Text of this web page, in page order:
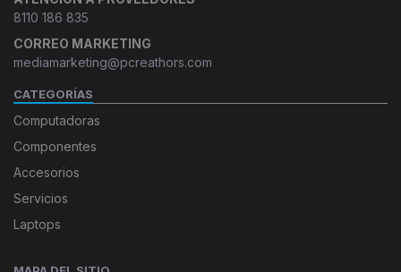
8110 186 835
CORREO MARKETING
mediamarketing@pcreathors.com
CATEGORÍAS
Computadoras
Componentes
Accesorios
Servicios
Laptops